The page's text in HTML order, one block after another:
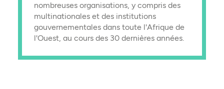
nombreuses organisations, y compris des
multinationales et des institutions
gouvernementales dans toute l'Afrique de
l'Ouest, au cours des 30 dernières années.